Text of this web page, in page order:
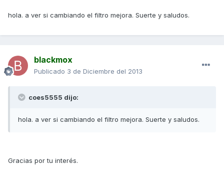
hola. a ver si cambiando el filtro mejora. Suerte y saludos.
blackmox
Publicado 3 de Diciembre del 2013
coes5555 dijo:
hola. a ver si cambiando el filtro mejora. Suerte y saludos.
Gracias por tu interés.